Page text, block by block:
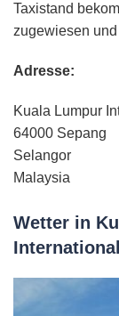
Taxistand
zugewiesen
Adresse:
Kuala Lumpur
64000 Sepang
Selangor
Malaysia
Wetter in
International